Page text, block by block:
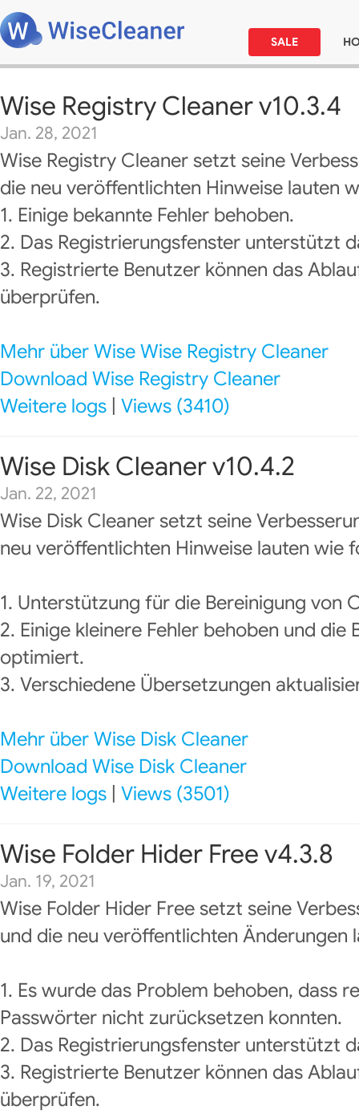
SALE
Wise Registry Cleaner v10.3.4
Jan. 28, 2021
Wise Registry Cleaner setzt seine
die neu veröffentlichten Hinweise lauten
1. Einige bekannte Fehler behoben.
2. Das Registrierungsfenster unterstützt
3. Registrierte Benutzer können das
überprüfen.
Mehr über Wise Wise Registry Cleaner
Download Wise Registry Cleaner
Weitere logs Views (3410)
Wise Disk Cleaner v10.4.2
Jan. 22, 2021
Wise Disk Cleaner setzt seine
neu veröffentlichten Hinweise lauten wie
1. Unterstützung für die Bereinigung von
2. Einige kleinere Fehler behoben und
optimiert.
3. Verschiedene Übersetzungen
Mehr über Wise Disk Cleaner
Download Wise Disk Cleaner
Weitere logs Views (3501)
Wise Folder Hider Free v4.3.8
Jan. 19, 2021
Wise Folder Hider Free setzt seine
und die neu veröffentlichten Änderungen
1. Es wurde das Problem behoben, dass
Passwörter nicht zurücksetzen konnten.
2. Das Registrierungsfenster unterstützt
3. Registrierte Benutzer können das
überprüfen.